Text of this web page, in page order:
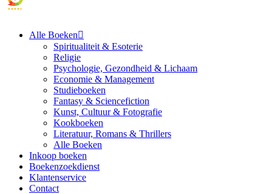
Alle Boeken
Spiritualiteit & Esoterie
Religie
Psychologie, Gezondheid & Lichaam
Economie & Management
Studieboeken
Fantasy & Sciencefiction
Kunst, Cultuur & Fotografie
Kookboeken
Literatuur, Romans & Thrillers
Alle Boeken
Inkoop boeken
Boekenzoekdienst
Klantenservice
Contact